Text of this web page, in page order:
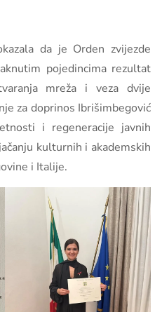
da je Orden zvijezde
pojedincima rezultat
mreža i veza dvije
za doprinos Ibrišimbegović
i regeneracije javnih
kulturnih i akademskih
i Italije.